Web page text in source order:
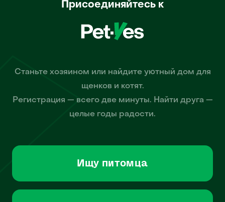
Присоединяйтесь к
Станьте хозяином или найдите уютный дом для
щенков и котят.
Регистрация — всего две минуты. Найти друга —
целые годы радости.
Ищу питомца